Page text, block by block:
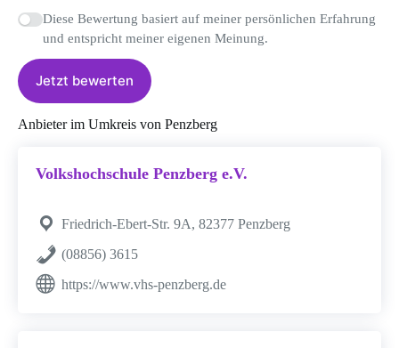
Diese Bewertung basiert auf meiner persönlichen Erfahrung
und entspricht meiner eigenen Meinung.
Jetzt bewerten
Anbieter im Umkreis von Penzberg
Volkshochschule Penzberg e.V.
Friedrich-Ebert-Str. 9A, 82377 Penzberg
(08856) 3615
https://www.vhs-penzberg.de